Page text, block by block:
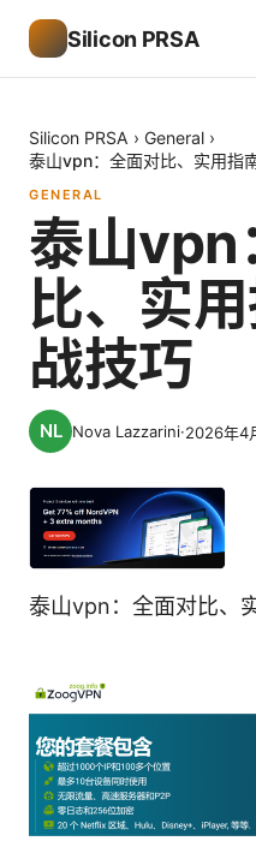
Silicon PRSA
Silicon PRSA › General ›
泰山vpn：全面对比、实用指
GENERAL
泰山vpn
比、实
战技巧
Nova Lazzarini·2026年4
泰山vpn：全面对比、